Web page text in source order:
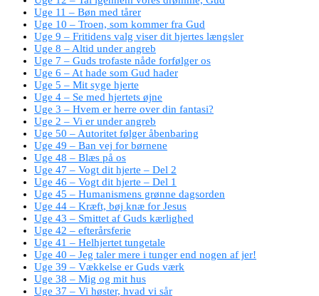
Uge 11 – Bøn med tårer
Uge 10 – Troen, som kommer fra Gud
Uge 9 – Fritidens valg viser dit hjertes længsler
Uge 8 – Altid under angreb
Uge 7 – Guds trofaste nåde forfølger os
Uge 6 – At hade som Gud hader
Uge 5 – Mit syge hjerte
Uge 4 – Se med hjertets øjne
Uge 3 – Hvem er herre over din fantasi?
Uge 2 – Vi er under angreb
Uge 50 – Autoritet følger åbenbaring
Uge 49 – Ban vej for børnene
Uge 48 – Blæs på os
Uge 47 – Vogt dit hjerte – Del 2
Uge 46 – Vogt dit hjerte – Del 1
Uge 45 – Humanismens grønne dagsorden
Uge 44 – Kræft, bøj knæ for Jesus
Uge 43 – Smittet af Guds kærlighed
Uge 42 – efterårsferie
Uge 41 – Helhjertet tungetale
Uge 40 – Jeg taler mere i tunger end nogen af jer!
Uge 39 – Vækkelse er Guds værk
Uge 38 – Mig og mit hus
Uge 37 – Vi høster, hvad vi sår